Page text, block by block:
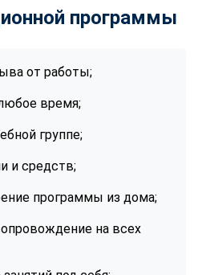
программы
от работы;
время;
группе;
и средств;
программы из дома;
на всех